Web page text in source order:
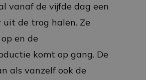
vanaf de vijfde dag een
uit de trog halen. Ze
en de
komt op gang. De
als vanzelf ook de